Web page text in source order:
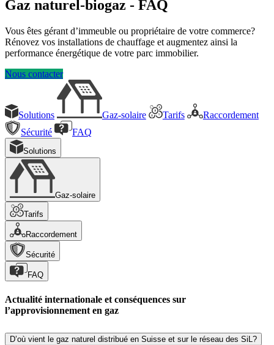
Gaz naturel-biogaz - FAQ
Vous êtes gérant d’immeuble ou propriétaire de votre commerce?
Rénovez vos installations de chauffage et augmentez ainsi la
performance énergétique de votre parc immobilier.
Nous contacter
Solutions Gaz-solaire Tarifs
Raccordement
Sécurité
FAQ
Solutions
Gaz-solaire
Tarifs
Raccordement
Sécurité
FAQ
Actualité internationale et conséquences sur
l’approvisionnement en gaz
D’où vient le gaz naturel distribué en Suisse et sur le réseau des SiL?